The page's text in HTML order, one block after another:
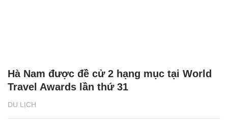
DU LỊCH
Hà Nam được đề cử 2 hạng mục tại World
Travel Awards lần thứ 31